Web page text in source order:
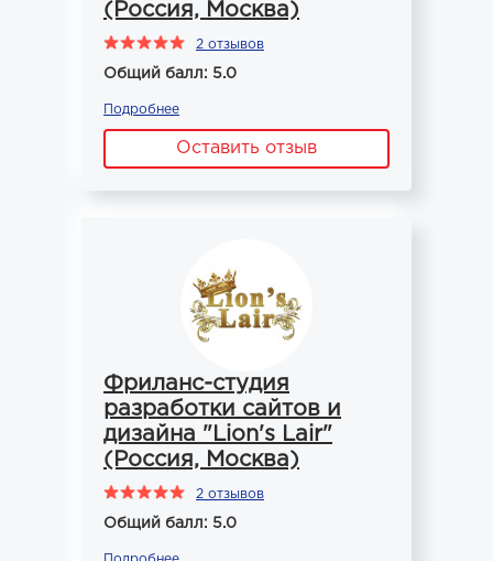
(Россия, Москва)
2 отзывов
Общий балл: 5.0
Подробнее
Оставить отзыв
Фриланс-студия
разработки сайтов и
дизайна "Lion's Lair"
(Россия, Москва)
2 отзывов
Общий балл: 5.0